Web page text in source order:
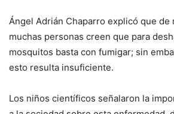
Ángel Adrián Chaparro explicó que de
muchas personas creen que para
mosquitos basta con fumigar; sin
esto resulta insuficiente.
Los niños científicos señalaron la